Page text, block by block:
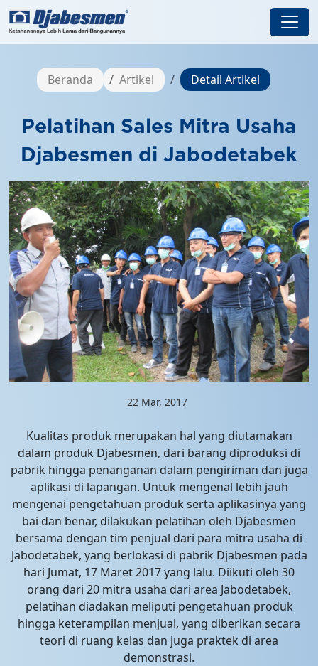
Beranda Artikel Detail Artikel
Pelatihan Sales Mitra Usaha
Djabesmen di Jabodetabek
22 Mar, 2017
Kualitas produk merupakan hal yang diutamakan
dalam produk Djabesmen, dari barang diproduksi di
pabrik hingga penanganan dalam pengiriman dan juga
aplikasi di lapangan. Untuk mengenal lebih jauh
mengenai pengetahuan produk serta aplikasinya yang
bai dan benar, dilakukan pelatihan oleh Djabesmen
bersama dengan tim penjual dari para mitra usaha di
Jabodetabek, yang berlokasi di pabrik Djabesmen pada
hari Jumat, 17 Maret 2017 yang lalu. Diikuti oleh 30
orang dari 20 mitra usaha dari area Jabodetabek,
pelatihan diadakan meliputi pengetahuan produk
hingga keterampilan menjual, yang diberikan secara
teori di ruang kelas dan juga praktek di area
demonstrasi.